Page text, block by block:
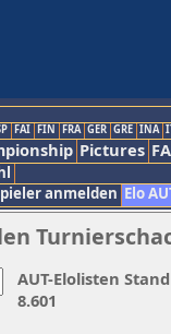
FAI FIN FRA GER GRE INA
Pictures
anmelden Elo
AUT-Elolisten
8.601